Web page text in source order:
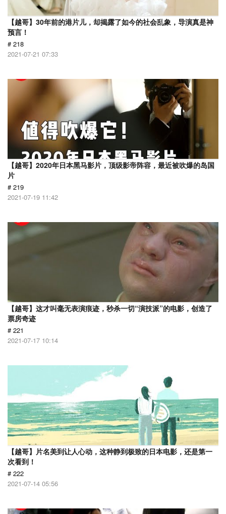
【越哥】30年前的港片儿，却揭露了如今的社会乱象，导演真是神
预言！
# 218
2021-07-21 07:33
【越哥】2020年日本黑马影片，顶级影帝阵容，最近被吹爆的岛国
片
# 219
2021-07-19 11:42
【越哥】这才叫毫无表演痕迹，秒杀一切“演技派”的电影，创造了
票房奇迹
# 221
2021-07-17 10:14
【越哥】片名美到让人心动，这种静到极致的日本电影，还是第一
次看到！
# 222
2021-07-14 05:56